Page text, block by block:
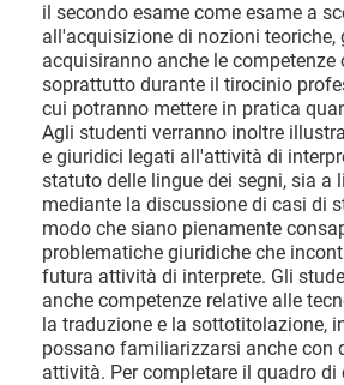
il secondo esame come esame a
all'acquisizione di nozioni teoriche,
acquisiranno anche le competenze
soprattutto durante il tirocinio
cui potranno mettere in pratica
Agli studenti verranno inoltre
e giuridici legati all'attività di
statuto delle lingue dei segni, sia a
mediante la discussione di casi di
modo che siano pienamente
problematiche giuridiche che
futura attività di interprete. Gli
anche competenze relative alle
la traduzione e la sottotitolazione,
possano familiarizzarsi anche con
attività. Per completare il quadro di